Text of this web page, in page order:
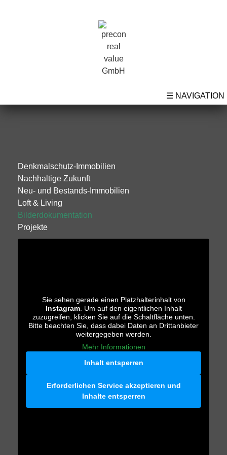
☰ NAVIGATION
Denkmalschutz-Immobilien
Nachhaltige Zukunft
Neu- und Bestands-Immobilien
Loft & Living
Bilderdokumentation
Projekte
Sie sehen gerade einen Platzhalterinhalt von
Instagram. Um auf den eigentlichen Inhalt
zuzugreifen, klicken Sie auf die Schaltfläche unten.
Bitte beachten Sie, dass dabei Daten an Drittanbieter
weitergegeben werden.
Mehr Informationen
Inhalt entsperren
Erforderlichen Service akzeptieren und
Inhalte entsperren